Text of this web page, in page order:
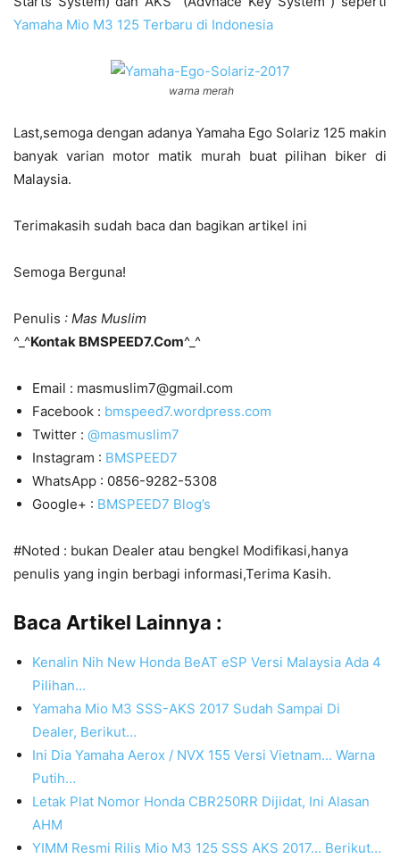
Yamaha Mio M3 125 Terbaru di Indonesia
warna merah
Last,semoga dengan adanya Yamaha Ego Solariz 125 makin
banyak varian motor matik murah buat pilihan biker di
Malaysia.
Terimakasih sudah baca dan bagikan artikel ini
Semoga Berguna!
Penulis : Mas Muslim
^_^Kontak BMSPEED7.Com^_^
Email : masmuslim7@gmail.com
Facebook : bmspeed7.wordpress.com
Twitter : @masmuslim7
Instagram : BMSPEED7
WhatsApp : 0856-9282-5308
Google+ : BMSPEED7 Blog’s
#Noted : bukan Dealer atau bengkel Modifikasi,hanya
penulis yang ingin berbagi informasi,Terima Kasih.
Baca Artikel Lainnya :
Kenalin Nih New Honda BeAT eSP Versi Malaysia Ada 4
Pilihan…
Yamaha Mio M3 SSS-AKS 2017 Sudah Sampai Di
Dealer, Berikut…
Ini Dia Yamaha Aerox / NVX 155 Versi Vietnam... Warna
Putih…
Letak Plat Nomor Honda CBR250RR Dijidat, Ini Alasan
AHM
YIMM Resmi Rilis Mio M3 125 SSS AKS 2017... Berikut…